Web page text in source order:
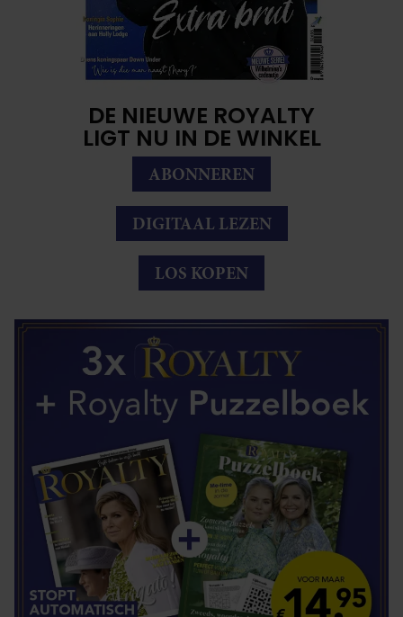
DE NIEUWE ROYALTY
LIGT NU IN DE WINKEL
ABONNEREN
DIGITAAL LEZEN
LOS KOPEN